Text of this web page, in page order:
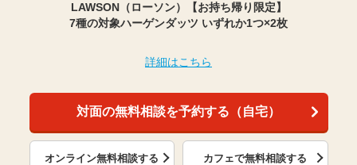
LAWSON（ローソン）【お持ち帰り限定】
7種の対象ハーゲンダッツ いずれか1つ×2枚
詳細はこちら
対面の無料相談を予約する（自宅）
オンライン無料相談する カフェで無料相談する